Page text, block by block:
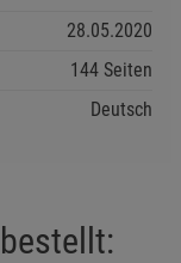
28.05.2020
144 Seiten
Deutsch